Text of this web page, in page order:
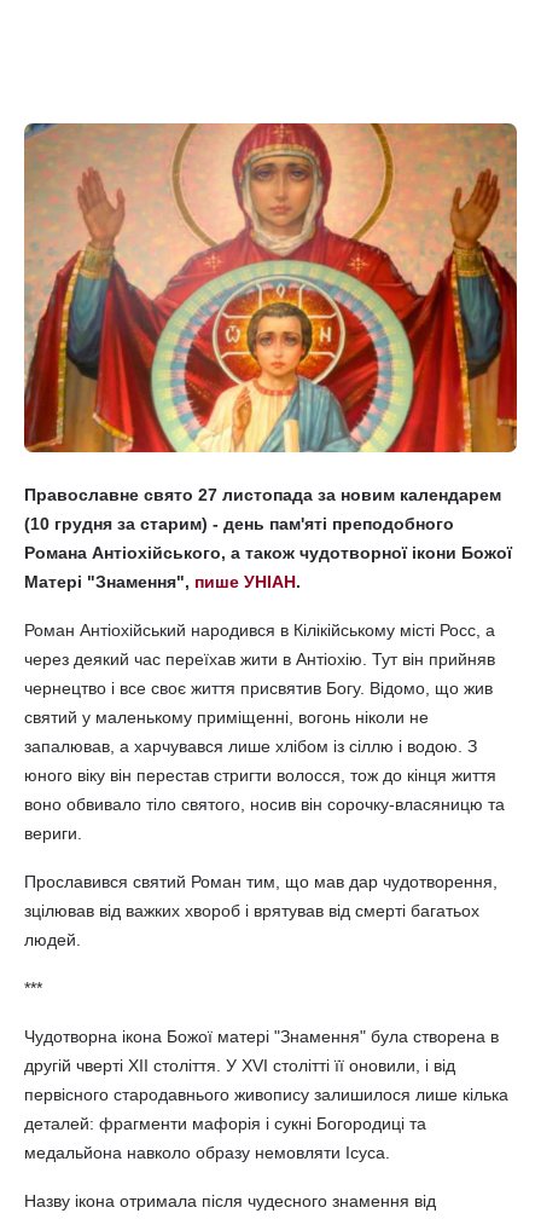
Православне свято 27 листопада за новим календарем
(10 грудня за старим) - день пам'яті преподобного
Романа Антіохійського, а також чудотворної ікони Божої
Матері "Знамення", пише УНІАН.
Роман Антіохійський народився в Кілікійському місті Росс, а
через деякий час переїхав жити в Антіохію. Тут він прийняв
чернецтво і все своє життя присвятив Богу. Відомо, що жив
святий у маленькому приміщенні, вогонь ніколи не
запалював, а харчувався лише хлібом із сіллю і водою. З
юного віку він перестав стригти волосся, тож до кінця життя
воно обвивало тіло святого, носив він сорочку-власяницю та
вериги.
Прославився святий Роман тим, що мав дар чудотворення,
зцілював від важких хвороб і врятував від смерті багатьох
людей.
***
Чудотворна ікона Божої матері "Знамення" була створена в
другій чверті XII століття. У XVI столітті її оновили, і від
первісного стародавнього живопису залишилося лише кілька
деталей: фрагменти мафорія і сукні Богородиці та
медальйона навколо образу немовляти Ісуса.
Назву ікона отримала після чудесного знамення від